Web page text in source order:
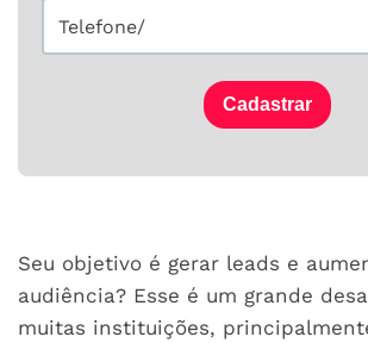
Seu objetivo é gerar leads e
audiência? Esse é um grande
muitas instituições,
Cadastrar